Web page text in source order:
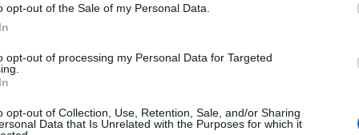
opt-out of the Sale of my Personal Data.
opt-out of processing my Personal Data for Targeted
opt-out of Collection, Use, Retention, Sale, and/or Sharing
Data that Is Unrelated with the Purposes for which it
törekszem, hogy a vendégeim is sikerként
őket és ezzel olyan élményt adni a
amikor részt vettem a Radnóti Színház nyílt
a Libikóka-évadra és hogy amikor aHorgas
többeknek könny szökött a szemébe. Míg